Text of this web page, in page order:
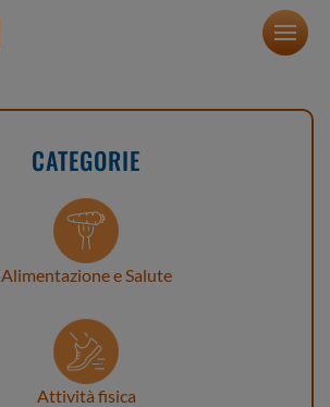
CATEGORIE
Alimentazione e Salute
Attività fisica